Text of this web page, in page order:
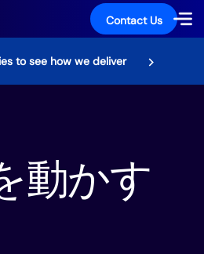
Contact Us
to see how we deliver
動かす